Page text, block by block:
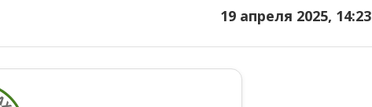
19 апреля 2025, 14:23